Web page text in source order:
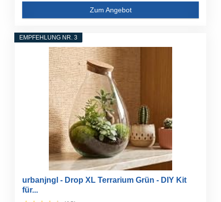
Zum Angebot
EMPFEHLUNG NR. 3
urbanjngl - Drop XL Terrarium Grün - DIY Kit
für...